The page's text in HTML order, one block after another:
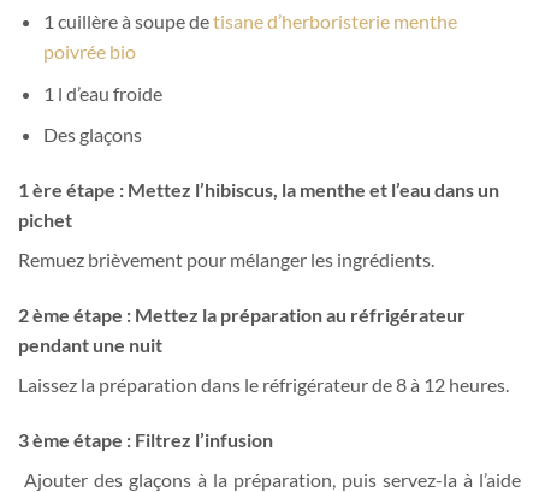
1 cuillère à soupe detisane d’herboristerie menthe
poivrée bio
1 l d’eau froide
Des glaçons
1 ère étape : Mettez l’hibiscus, la menthe et l’eau dans un
pichet
Remuez brièvement pour mélanger les ingrédients.
2 ème étape : Mettez la préparation au réfrigérateur
pendant une nuit
Laissez la préparation dans le réfrigérateur de 8 à 12 heures.
3 ème étape : Filtrez l’infusion
Ajouter des glaçons à la préparation, puis servez-la à l’aide